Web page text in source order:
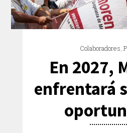
Colaboradores,
En 2027,
enfrentará